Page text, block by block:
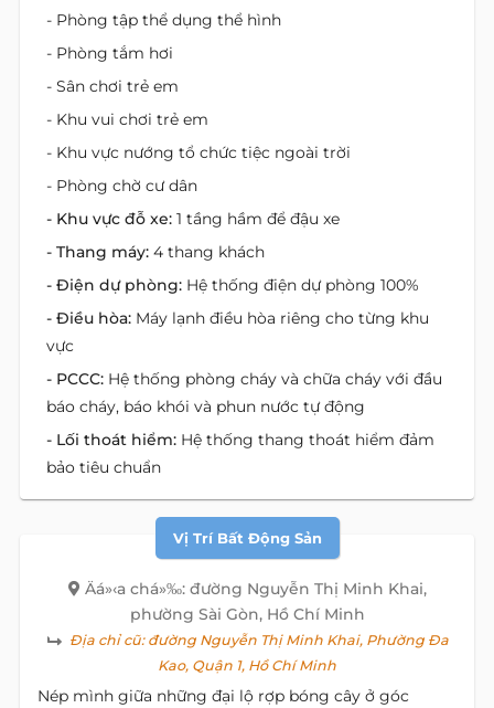
- Phòng tập thể dụng thể hình
- Phòng tắm hơi
- Sân chơi trẻ em
- Khu vui chơi trẻ em
- Khu vực nướng tổ chức tiệc ngoài trời
- Phòng chờ cư dân
- Khu vực đỗ xe: 1 tầng hầm để đậu xe
- Thang máy: 4 thang khách
- Điện dự phòng: Hệ thống điện dự phòng 100%
- Điều hòa: Máy lạnh điều hòa riêng cho từng khu
vực
- PCCC: Hệ thống phòng cháy và chữa cháy với đầu
báo cháy, báo khói và phun nước tự động
- Lối thoát hiểm: Hệ thống thang thoát hiểm đảm
bảo tiêu chuẩn
Vị Trí Bất Động Sản
Äá»‹a chá»‰: đường Nguyễn Thị Minh Khai,
phường Sài Gòn, Hồ Chí Minh
Địa chỉ cũ:đường Nguyễn Thị Minh Khai, Phường Đa
Kao, Quận 1, Hồ Chí Minh
Nép mình giữa những đại lộ rợp bóng cây ở góc